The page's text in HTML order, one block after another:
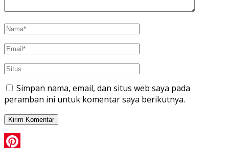
Simpan nama, email, dan situs web saya pada
peramban ini untuk komentar saya berikutnya.